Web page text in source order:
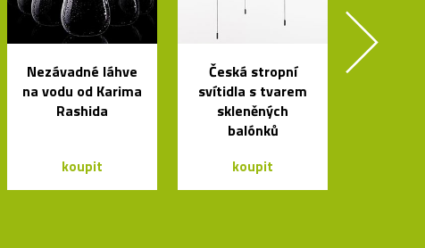
Nezávadné láhve
na vodu od Karima
Rashida
koupit
Česká stropní
svítidla s tvarem
skleněných
balónků
koupit